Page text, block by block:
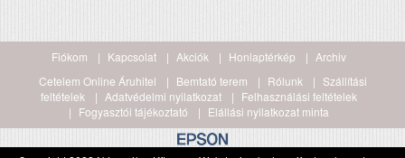
Fiókom Kapcsolat Akciók Honlaptérkép
Archiv
Cetelem Online Áruhitel
Bemtató terem Rólunk
Szállítási
feltételek
Adatvédelmi nyilatkozat
Felhasználási feltételek
Fogyasztói tájékoztató
Elállási nyilatkozat minta